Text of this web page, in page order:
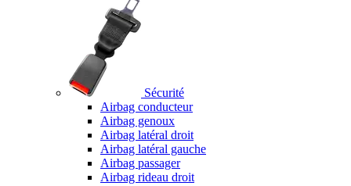
Sécurité
Airbag conducteur
Airbag genoux
Airbag latéral droit
Airbag latéral gauche
Airbag passager
Airbag rideau droit